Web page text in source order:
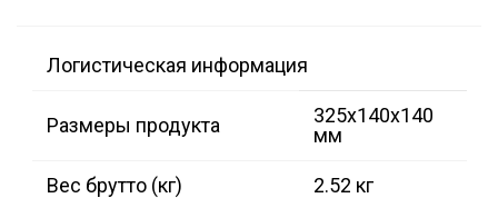
Логистическая информация
Размеры продукта
325x140x140
мм
Вес брутто (кг) 2.52 кг